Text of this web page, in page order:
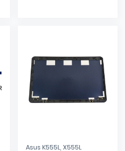
Asus K555L, X555L